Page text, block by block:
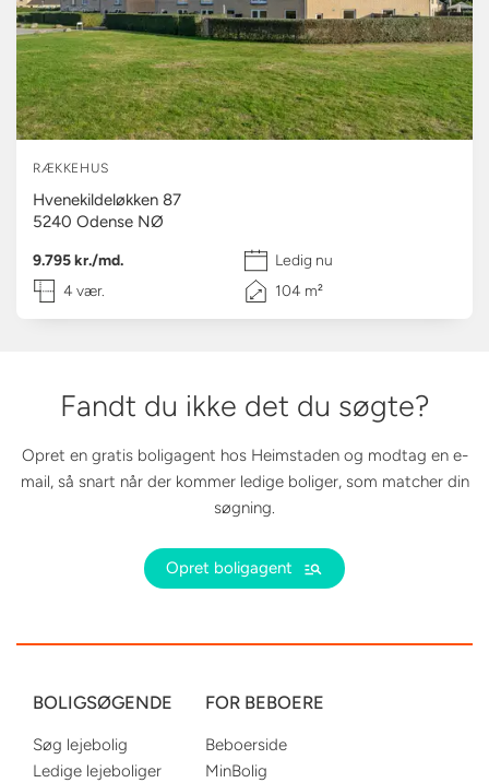
RÆKKEHUS
Hvenekildeløkken 87
5240 Odense NØ
9.795 kr./md.
Ledig nu
4 vær.
104 m²
Fandt du ikke det du søgte?
Opret en gratis boligagent hos Heimstaden og modtag en e-
mail, så snart når der kommer ledige boliger, som matcher din
søgning.
Opret boligagent
BOLIGSØGENDE
Søg lejebolig
Ledige lejeboliger
FOR BEBOERE
Beboerside
MinBolig